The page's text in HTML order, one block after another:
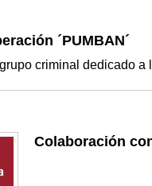
´PUMBAN´
criminal dedicado
Colaboración